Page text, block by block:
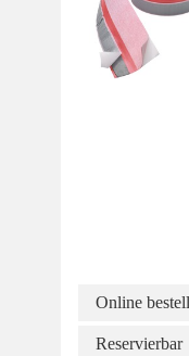
Online
Reservierbar